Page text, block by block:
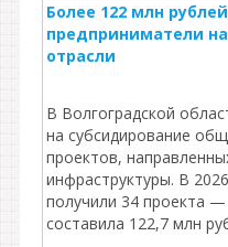
Более 122 млн
предприниматели
отрасли
В Волгоградской
на субсидирование
проектов,
инфраструктуры. В
получили 34 проекта
составила 122,7 млн